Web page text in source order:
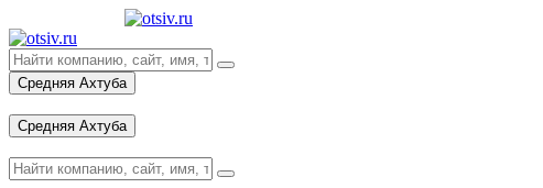
Средняя Ахтуба
Средняя Ахтуба